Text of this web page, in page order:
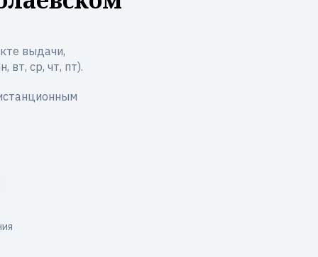
выдачи,
вт, ср, чт, пт).